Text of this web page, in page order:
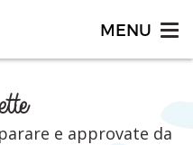
e approvate da